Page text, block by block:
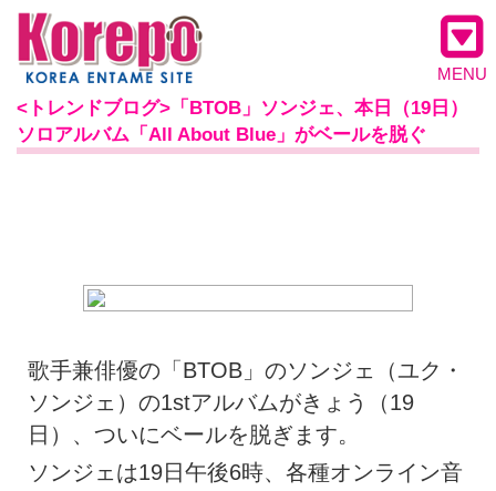
MENU
<トレンドブログ>「BTOB」ソンジェ、本日（19日）
ソロアルバム「All About Blue」がベールを脱ぐ
歌手兼俳優の「BTOB」のソンジェ（ユク・
ソンジェ）の1stアルバムがきょう（19
日）、ついにベールを脱ぎます。
ソンジェは19日午後6時、各種オンライン音